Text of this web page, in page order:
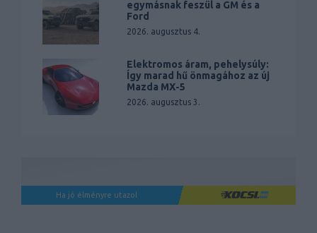
egymásnak feszül a GM és a
Ford
2026. augusztus 4.
Elektromos áram, pehelysúly:
Így marad hű önmagához az új
Mazda MX-5
2026. augusztus 3.
Ha jó élményre utazol